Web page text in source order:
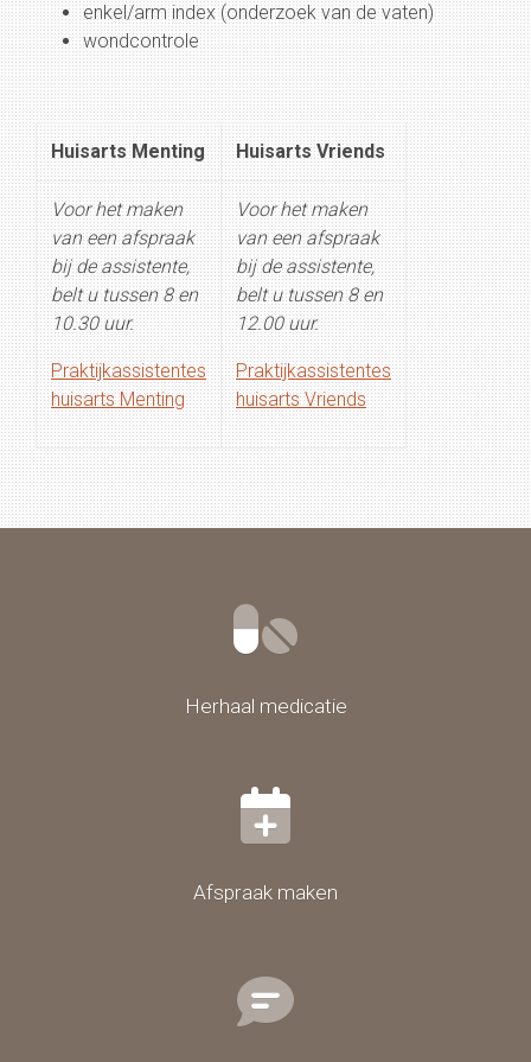
enkel/arm index (onderzoek van de vaten)
wondcontrole
Huisarts Menting Huisarts Vriends
Voor het maken
van een afspraak
bij de assistente,
belt u tussen 8 en
10.30 uur.
Praktijkassistentes
huisarts Menting
Voor het maken
van een afspraak
bij de assistente,
belt u tussen 8 en
12.00 uur.
Praktijkassistentes
huisarts Vriends
Herhaal medicatie
Afspraak maken